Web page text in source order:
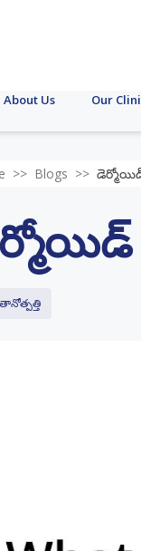
About Us Our
>> Blogs >>